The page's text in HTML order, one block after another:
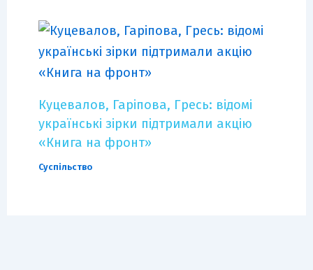
Куцевалов, Гаріпова, Гресь: відомі
українські зірки підтримали акцію
«Книга на фронт»
Суспільство